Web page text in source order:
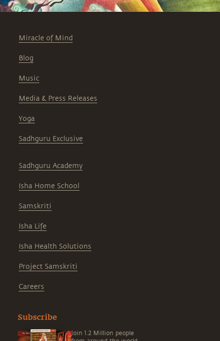
Miracle of Mind
Blog
Music
Media & Press Releases
Yoga
Sadhguru Exclusive
Sadhguru Academy
Isha Home School
Samskriti
Isha Life
Isha Health Solutions
Project Samskriti
Careers
Subscribe
Join 1.2 Million people